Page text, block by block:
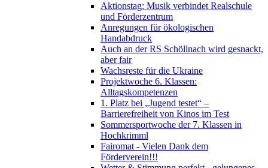
Aktionstag: Musik verbindet Realschule
und Förderzentrum
Anregungen für ökologischen
Handabdruck
Auch an der RS Schöllnach wird gesnackt,
aber fair
Wachsreste für die Ukraine
Projektwoche 6. Klassen:
Alltagskompetenzen
1. Platz bei „Jugend testet“ –
Barrierefreiheit von Kinos im Test
Sommersportwoche der 7. Klassen in
Hochkrimml
Fairomat - Vielen Dank dem
Förderverein!!!